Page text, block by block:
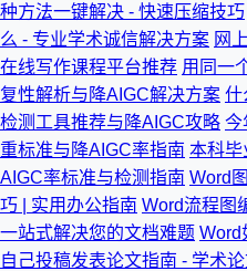
种方法一键解决 - 快速压缩技巧
么 - 专业学术诚信解决方案 网
在线写作课程平台推荐 用同一
复性解析与降AIGC解决方案 什
检测工具推荐与降AIGC攻略 今
重标准与降AIGC率指南 本科毕
AIGC率标准与检测指南 Word
巧 | 实用办公指南 Word流程图
一站式解决您的文档难题 Word
自己投稿发表论文指南 - 学术